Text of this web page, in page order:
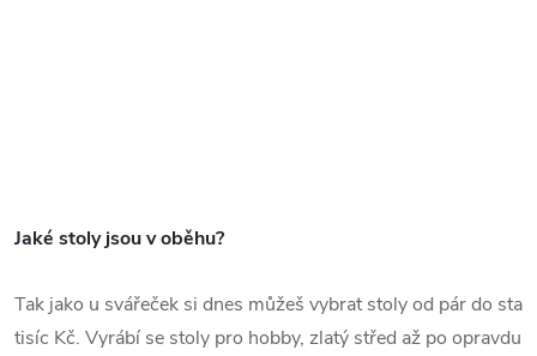
Jaké stoly jsou v oběhu?
Tak jako u svářeček si dnes můžeš vybrat stoly od pár do sta
tisíc Kč. Vyrábí se stoly pro hobby, zlatý střed až po opravdu